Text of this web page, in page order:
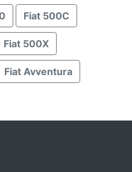
Fiat 500C
Fiat 500X
Fiat Avventura